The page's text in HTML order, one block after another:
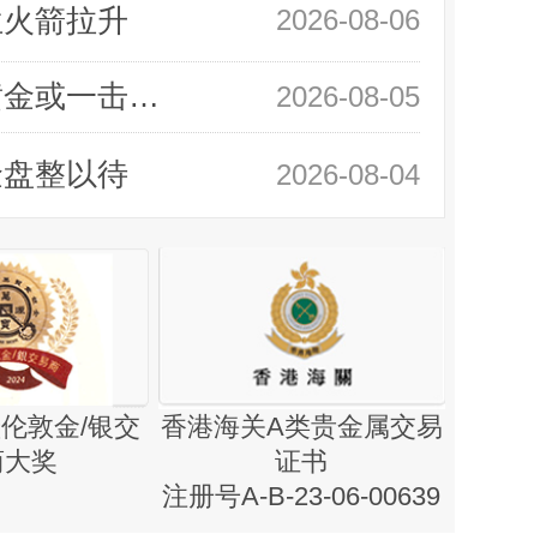
箭拉升 2026-08-06
领峰金评：静待小非农指引 黄金或一击破局 2026-08-05
整以待 2026-08-04
敦金/银交
奖
香港海关A类贵金属交易
证书
注册号A-B-23-06-00639